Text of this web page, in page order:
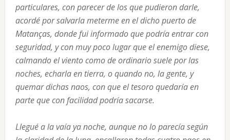
particulares, con parecer de los que pudieron darle,
acordé por salvarla meterme en el dicho puerto de
Matanças, donde fui informado que podría entrar con
seguridad, y con muy poco lugar que el enemigo diese,
calmando el viento como de ordinario suele por las
noches, echarla en tierra, o quando no, la gente, y
quemar dichas naos, con que el tesoro quedaría en
parte que con facilidad podría sacarse.
Llegué a la vaía ya noche, aunque no lo parecía según